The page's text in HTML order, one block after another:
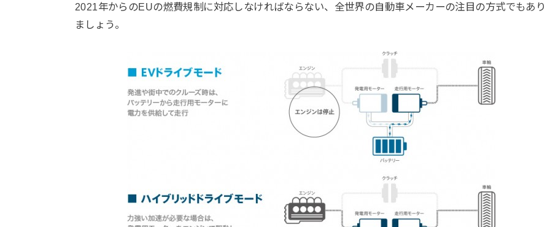
2021年からのEUの燃費規制に対応しなければならない、全世界の自動車メーカーの注目の方式でもあり
ましょう。